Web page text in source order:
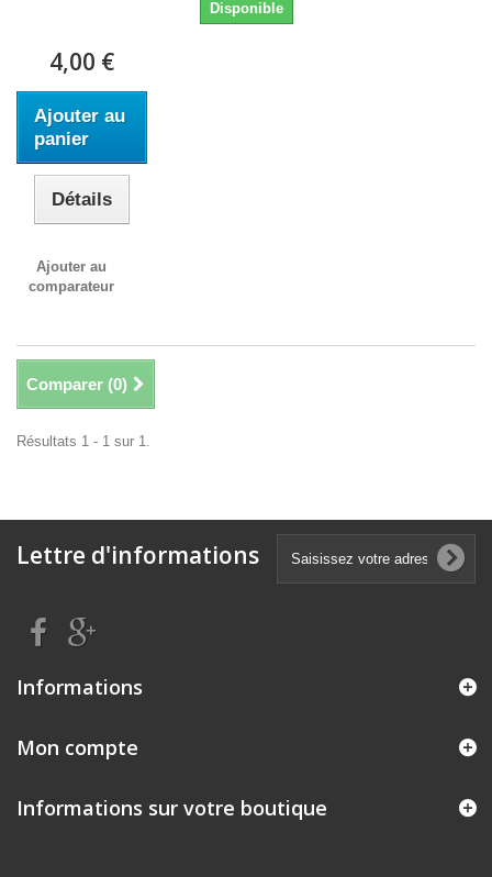
Disponible
4,00 €
Ajouter au
panier
Détails
Ajouter au
comparateur
Comparer (0)
Résultats 1 - 1 sur 1.
Lettre d'informations
Informations
Mon compte
Informations sur votre boutique